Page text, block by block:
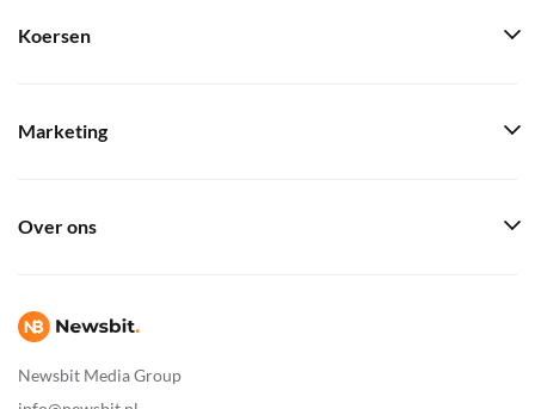
Newsbit Media Group
Koersen
Marketing
Over ons